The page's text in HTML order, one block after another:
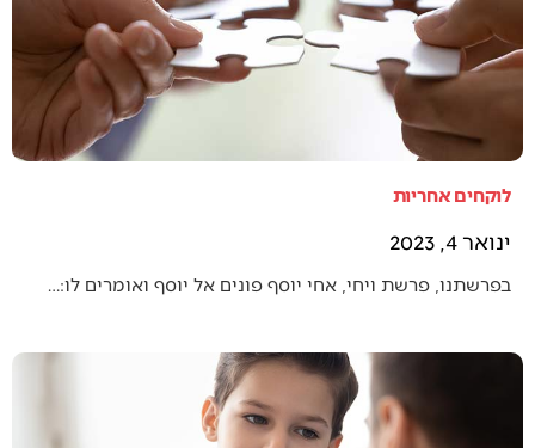
לוקחים אחריות
ינואר 4, 2023
בפרשתנו, פרשת ויחי, אחי יוסף פונים אל יוסף ואומרים לו:…